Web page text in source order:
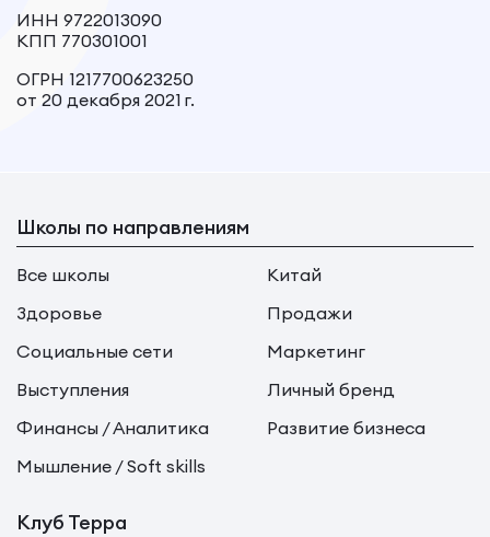
ИНН 9722013090
КПП 770301001
ОГРН 1217700623250
от 20 декабря 2021 г.
Школы по направлениям
Все школы
Китай
Здоровье
Продажи
Социальные сети
Маркетинг
Выступления
Личный бренд
Финансы / Аналитика
Развитие бизнеса
Мышление / Soft skills
Клуб Терра